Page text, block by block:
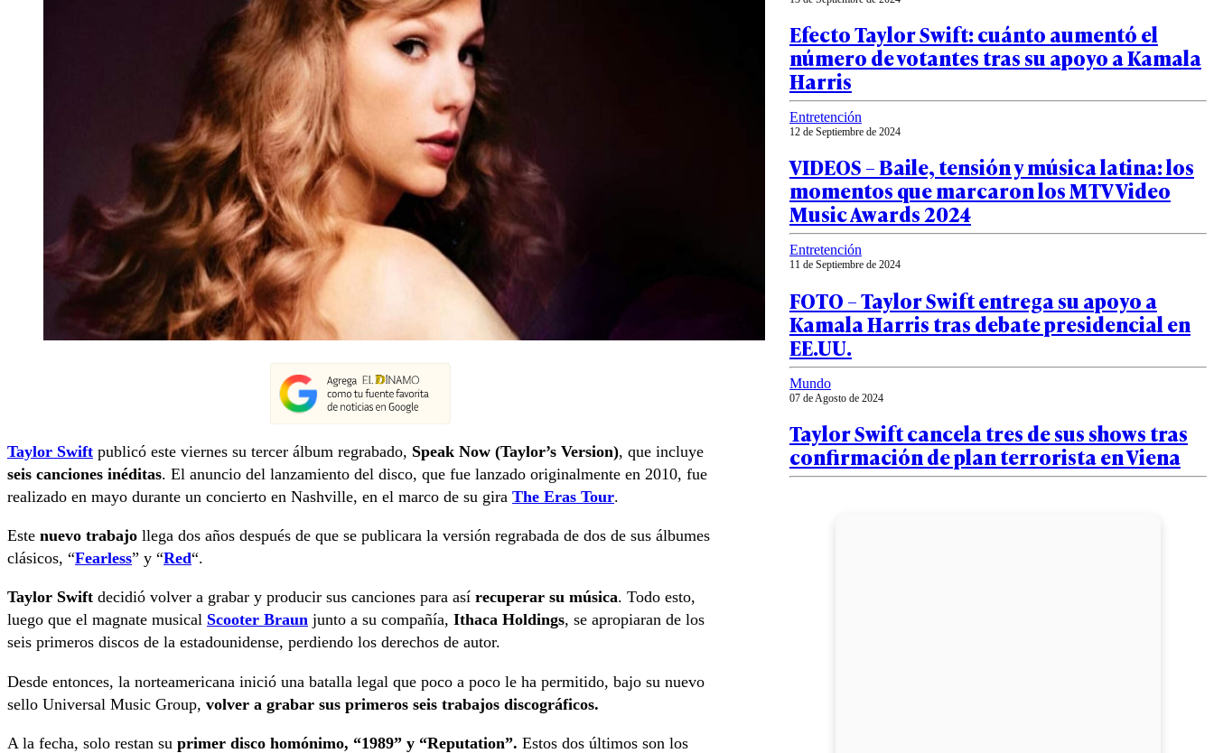
Taylor Swift publicó este viernes su tercer álbum regrabado, Speak Now (Taylor’s Version), que incluye
seis canciones inéditas. El anuncio del lanzamiento del disco, que fue lanzado originalmente en 2010, fue
realizado en mayo durante un concierto en Nashville, en el marco de su gira The Eras Tour.
Este nuevo trabajo llega dos años después de que se publicara la versión regrabada de dos de sus álbumes
clásicos, “Fearless” y “Red“.
Taylor Swift decidió volver a grabar y producir sus canciones para así recuperar su música. Todo esto,
luego que el magnate musical Scooter Braun junto a su compañía, Ithaca Holdings, se apropiaran de los
seis primeros discos de la estadounidense, perdiendo los derechos de autor.
Desde entonces, la norteamericana inició una batalla legal que poco a poco le ha permitido, bajo su nuevo
sello Universal Music Group, volver a grabar sus primeros seis trabajos discográficos.
A la fecha, solo restan su primer disco homónimo, “1989” y “Reputation”. Estos dos últimos son los
Efecto Taylor Swift: cuánto aumentó el
número de votantes tras su apoyo a Kamala
Harris
Entretención
12 de Septiembre de 2024
VIDEOS – Baile, tensión y música latina: los
momentos que marcaron los MTV Video
Music Awards 2024
Entretención
11 de Septiembre de 2024
FOTO – Taylor Swift entrega su apoyo a
Kamala Harris tras debate presidencial en
EE.UU.
Mundo
07 de Agosto de 2024
Taylor Swift cancela tres de sus shows tras
confirmación de plan terrorista en Viena